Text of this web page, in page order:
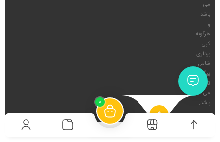
0
می
باشد
و
هرگونه
کپی
برداری
شامل
پیگرد
قانونی
می
باشد.